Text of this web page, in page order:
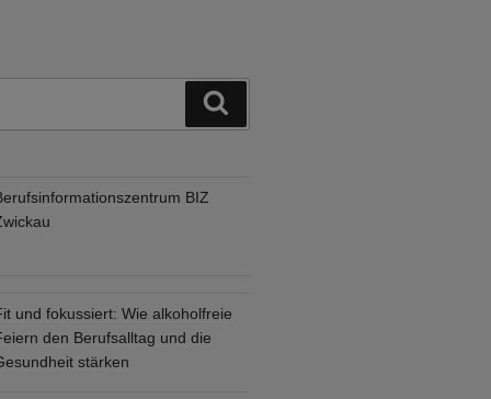
BIZ
und fokussiert: Wie alkoholfreie
den Berufsalltag und die
stärken